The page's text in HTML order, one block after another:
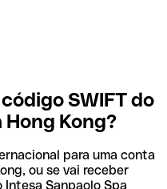
SWIFT do
Kong?
para uma conta
ou se vai receber
Sanpaolo Spa